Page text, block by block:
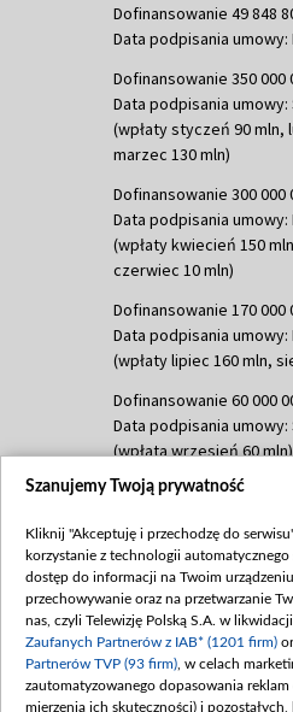
Dofinansowanie 49 848
Data podpisania umowy:
Dofinansowanie 350 000
Data podpisania umowy:
(wpłaty styczeń 90 mln,
marzec 130 mln)
Dofinansowanie 300 000
Data podpisania umowy:
(wpłaty kwiecień 150
czerwiec 10 mln)
Dofinansowanie 170 000
Data podpisania umowy:
(wpłaty lipiec 160 mln,
Dofinansowanie 60 000
Data podpisania umowy:
(wpłata wrzesień 60 mln)
Dofinansowanie 635 783
(wpłata wrzesień 100
mln, listopad 265 mln)
Dofinansowanie 48 862
Data podpisania umowy:
(wpłata grudzień 60,548
Dofinansowanie 900 000
Szanujemy Twoją prywatność
Kliknij "Akceptuję i przechodzę do
korzystanie z technologii automatycznego
dostęp do informacji na Twoim
przechowywanie oraz na przetwarzanie
nas, czyli Telewizję Polską S.A. w likwidacji
Zaufanych Partnerów z IAB* (1201 firm)
Partnerów TVP (93 firm) , w celach
zautomatyzowanego dopasowania
mierzenia ich skuteczności) i